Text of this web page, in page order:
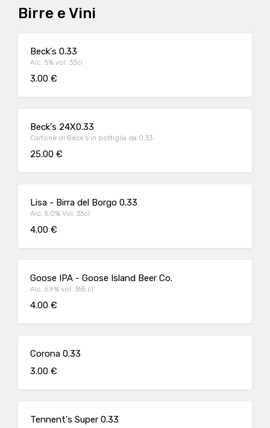
Birre e Vini
Beck's 0.33
Alc. 5% vol. 33cl
3.00 €
Beck's 24X0.33
Cartone di Beck's in bottiglia da 0.33
25.00 €
Lisa - Birra del Borgo 0.33
Alc. 5,0% Vol. 33cl
4.00 €
Goose IPA - Goose Island Beer Co.
Alc. 5.9% vol. 355 cl
4.00 €
Corona 0.33
3.00 €
Tennent's Super 0.33